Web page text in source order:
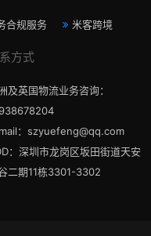
合规服务 米客跨境
方式
及英国物流业务咨询：
：szyuefeng@qq.com
：深圳市龙岗区坂田街道天安
二期11栋3301-3302